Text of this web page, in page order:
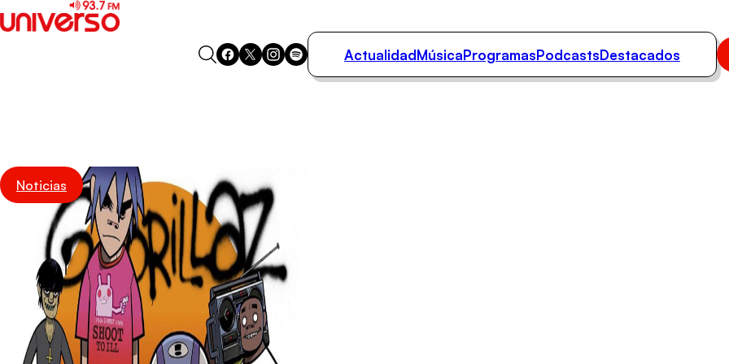
Destacados
ActualidadMúsicaProgramasPodcastsDestacados
Noticias